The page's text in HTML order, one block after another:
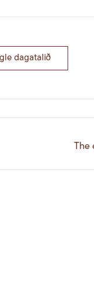
dagatalið
The